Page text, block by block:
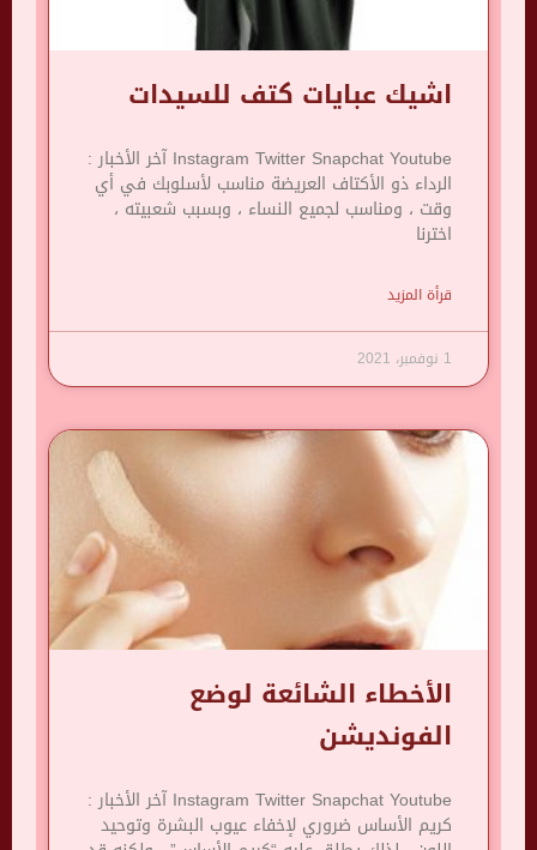
اشيك عبايات كتف للسيدات
Instagram Twitter Snapchat Youtube آخر الأخبار :
الرداء ذو ​​الأكتاف العريضة مناسب لأسلوبك في أي
وقت ، ومناسب لجميع النساء ، وبسبب شعبيته ،
اخترنا
قرأة المزيد
1 نوفمبر، 2021
الأخطاء الشائعة لوضع
الفونديشن
Instagram Twitter Snapchat Youtube آخر الأخبار :
كريم الأساس ضروري لإخفاء عيوب البشرة وتوحيد